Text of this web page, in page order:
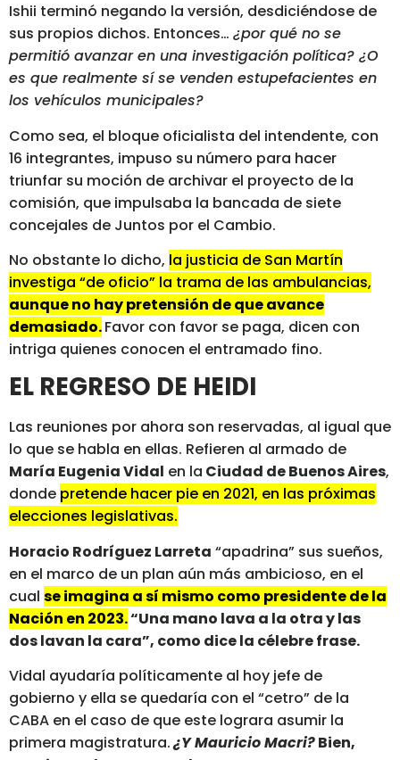
Ishii terminó negando la versión, desdiciéndose de
sus propios dichos. Entonces… ¿por qué no se
permitió avanzar en una investigación política? ¿O
es que realmente sí se venden estupefacientes en
los vehículos municipales?
Como sea, el bloque oficialista del intendente, con
16 integrantes, impuso su número para hacer
triunfar su moción de archivar el proyecto de la
comisión, que impulsaba la bancada de siete
concejales de Juntos por el Cambio.
No obstante lo dicho, la justicia de San Martín
investiga “de oficio” la trama de las ambulancias,
aunque no hay pretensión de que avance
demasiado.Favor con favor se paga, dicen con
intriga quienes conocen el entramado fino.
EL REGRESO DE HEIDI
Las reuniones por ahora son reservadas, al igual que
lo que se habla en ellas. Refieren al armado de
María Eugenia Vidal en la Ciudad de Buenos Aires,
donde pretende hacer pie en 2021, en las próximas
elecciones legislativas.
Horacio Rodríguez Larreta “apadrina” sus sueños,
en el marco de un plan aún más ambicioso, en el
cual se imagina a sí mismo como presidente de la
Nación en 2023.“Una mano lava a la otra y las
dos lavan la cara”, como dice la célebre frase.
Vidal ayudaría políticamente al hoy jefe de
gobierno y ella se quedaría con el “cetro” de la
CABA en el caso de que este lograra asumir la
primera magistratura.¿Y Mauricio Macri?Bien,